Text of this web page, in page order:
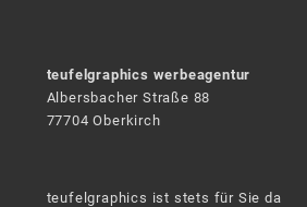
teufelgraphics werbeagentur
Albersbacher Straße 88
77704 Oberkirch
teufelgraphics ist stets für Sie da